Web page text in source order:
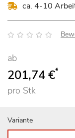
ca. 4-10
Bewertung:
ab
201,74 €*
pro Stk
Variante